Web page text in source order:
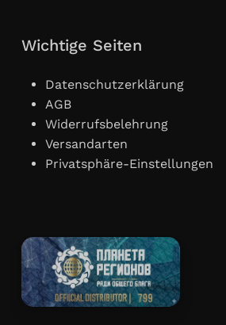
Zwischensumme:
Wichtige Seiten
Datenschutzerklärung
AGB
Widerrufsbelehrung
Versandarten
Privatsphäre-Einstellungen